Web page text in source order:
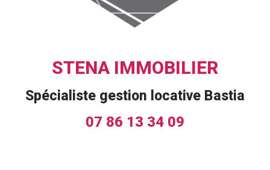
STENA IMMOBILIER
Spécialiste gestion locative Bastia
07 86 13 34 09